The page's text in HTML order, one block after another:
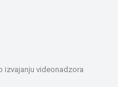
izvajanju videonadzora